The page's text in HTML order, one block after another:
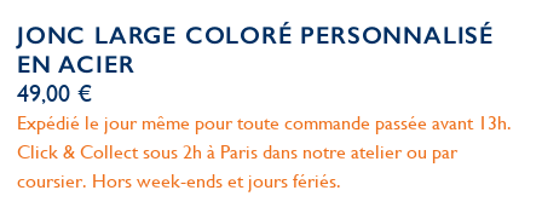
JONC LARGE COLORÉ PERSONNALISÉ
EN ACIER
49,00 €
Expédié le jour même pour toute commande passée avant 13h.
Click & Collect sous 2h à Paris dans notre atelier ou par
coursier. Hors week-ends et jours fériés.